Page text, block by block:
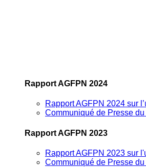
Rapport AGFPN 2024
Rapport AGFPN 2024 sur
Communiqué de Presse
Rapport AGFPN 2023
Rapport AGFPN 2023 sur
Communiqué de Presse